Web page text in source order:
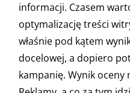
informacji. Czasem
optymalizację treści
właśnie pod kątem
docelowej, a dopiero
kampanię. Wynik oceny